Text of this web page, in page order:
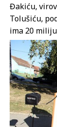
Đakiću,
Tolušiću,
ima 20